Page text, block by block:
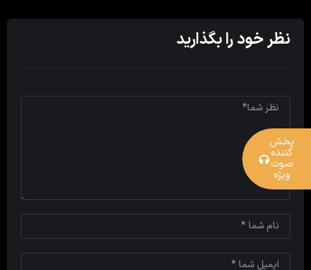
نظر خود را بگذارید
پخش
کننده
صوت
ویژه